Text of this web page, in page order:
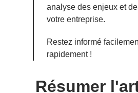
analyse des enjeux et
votre entreprise.
Restez informé
rapidement !
Résumer